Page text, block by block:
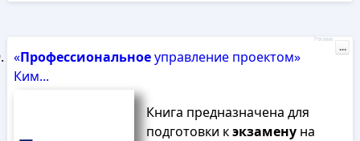
«Профессиональноеуправление проектом»
Ким...
Книга предназначена для
подготовки кэкзаменуна
Реклама
...